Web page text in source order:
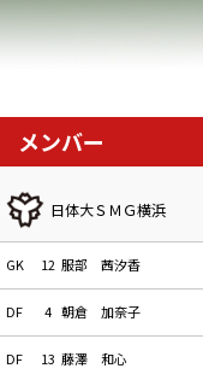
メンバー
日体大ＳＭＧ横浜
GK 12 服部 茜汐香
DF 4 朝倉 加奈子
DF 13 藤澤 和心